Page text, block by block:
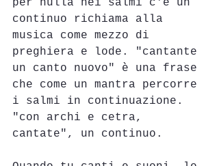
per nulla nei salmi c'è un
continuo richiama alla
musica come mezzo di
preghiera e lode. "cantante
un canto nuovo" è una frase
che come un mantra percorre
i salmi in continuazione.
"con archi e cetra,
cantate", un continuo.